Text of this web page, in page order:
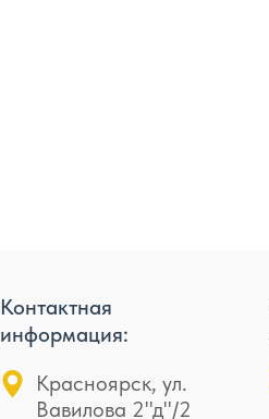
Контактная
информация:
Красноярск, ул.
Вавилова 2"д"/2